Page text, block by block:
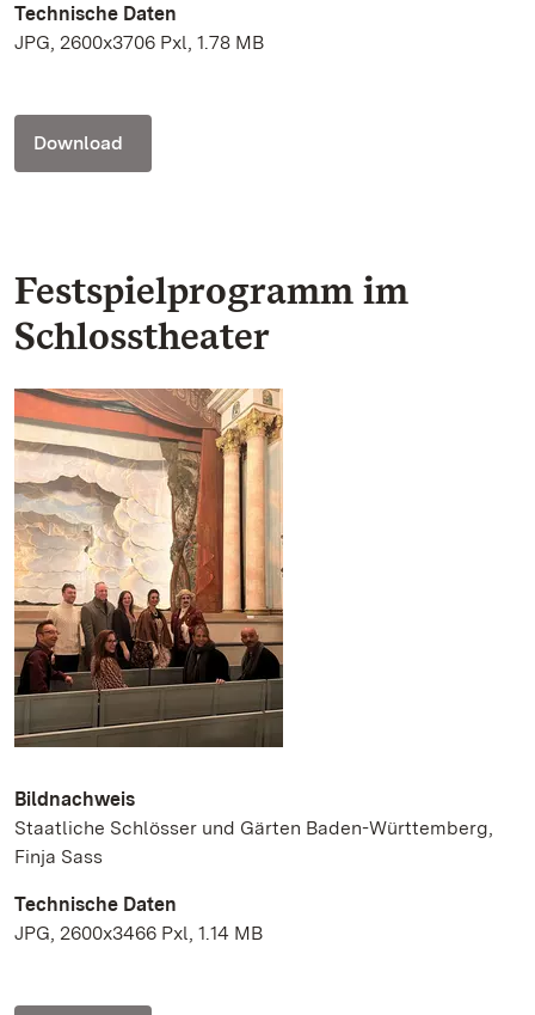
Technische Daten
JPG, 2600x3706 Pxl, 1.78 MB
Download
Festspielprogramm im
Schlosstheater
Bildnachweis
Staatliche Schlösser und Gärten Baden-Württemberg,
Finja Sass
Technische Daten
JPG, 2600x3466 Pxl, 1.14 MB